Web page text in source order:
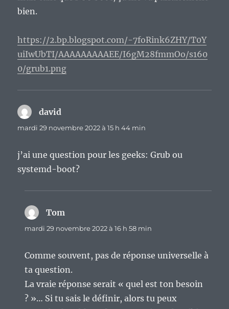
bien.
https://2.bp.blogspot.com/-7foRink6ZHY/T0Y
uiIwUbTI/AAAAAAAAAEE/I6gM28fmmOo/s160
0/grub1.png
david
mardi 29 novembre 2022 à 15 h 44 min
j’ai une question pour les geeks: Grub ou
systemd-boot?
Tom
mardi 29 novembre 2022 à 16 h 58 min
Comme souvent, pas de réponse universelle à
ta question.
La vraie réponse serait « quel est ton besoin
? »… Si tu sais le définir, alors tu peux